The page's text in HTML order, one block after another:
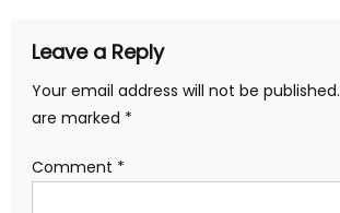
Leave a Reply
Your email address will not be published.
are marked *
Comment *